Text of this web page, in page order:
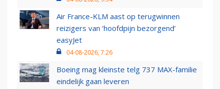
Air France-KLM aast op terugwinnen
reizigers van ‘hoofdpijn bezorgend’
easyJet
04-08-2026, 7:26
Boeing mag kleinste telg 737 MAX-familie
eindelijk gaan leveren